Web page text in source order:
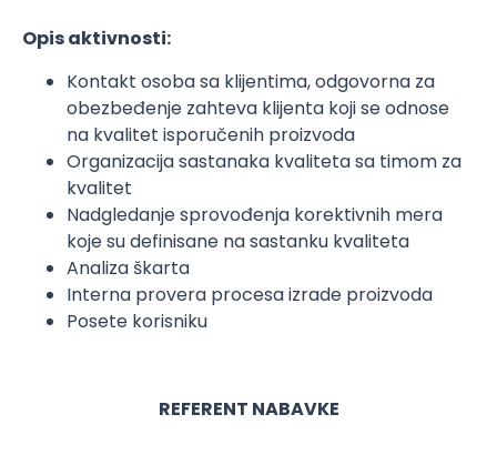
Opis aktivnosti:
Kontakt osoba sa klijentima, odgovorna za
obezbeđenje zahteva klijenta koji se odnose
na kvalitet isporučenih proizvoda
Organizacija sastanaka kvaliteta sa timom za
kvalitet
Nadgledanje sprovođenja korektivnih mera
koje su definisane na sastanku kvaliteta
Analiza škarta
Interna provera procesa izrade proizvoda
Posete korisniku
REFERENT NABAVKE